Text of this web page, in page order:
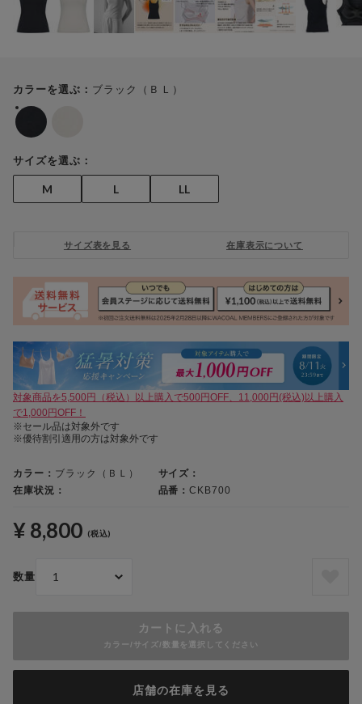
カラーを選ぶ： ブラック（ＢＬ）
サイズを選ぶ：
M L LL
サイズ表を見る 在庫表示について
対象商品を5,500円（税込）以上購入で500円OFF、11,000円(税込)以上購入
で1,000円OFF！
※セール品は対象外です
※優待割引適用の方は対象外です
カラー： ブラック（ＢＬ）
サイズ：
在庫状況：
品番：CKB700
¥ 8,800 (税込)
数量
カートに入れる
カラー/サイズ/数量を選択してください
店舗の在庫を見る